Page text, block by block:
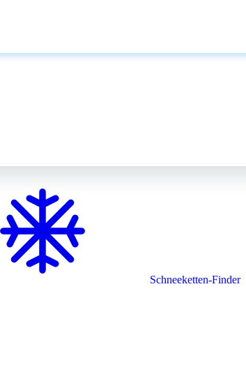
Schneeketten-Finder